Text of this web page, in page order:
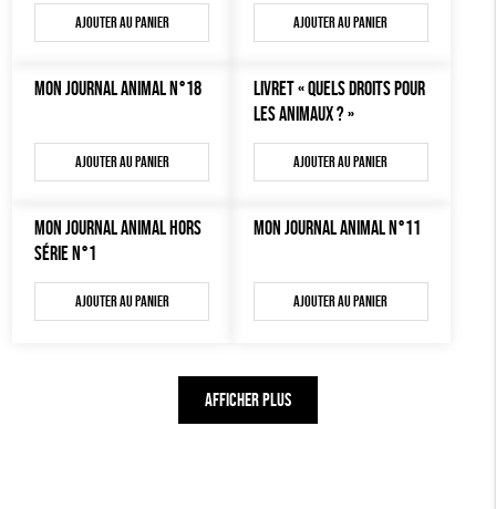
Ajouter au panier Ajouter au panier
MON JOURNAL ANIMAL N°18
Ajouter au panier
LIVRET « QUELS DROITS POUR
LES ANIMAUX ? »
Ajouter au panier
MON JOURNAL ANIMAL HORS
SÉRIE N°1
Ajouter au panier
MON JOURNAL ANIMAL N°11
Ajouter au panier
AFFICHER PLUS